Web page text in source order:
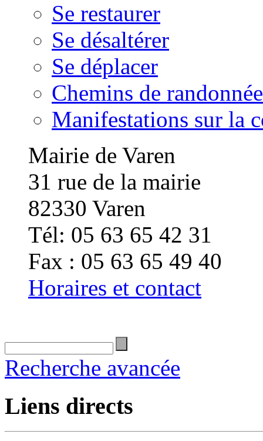
Se restaurer
Se désaltérer
Se déplacer
Chemins de randonnée
Manifestations sur la
Mairie de Varen
31 rue de la mairie
82330 Varen
Tél: 05 63 65 42 31
Fax : 05 63 65 49 40
Horaires et contact
Recherche avancée
Liens directs